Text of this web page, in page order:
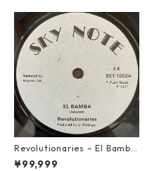
Revolutionaries – El Bamba
【7-21855】
¥99,999